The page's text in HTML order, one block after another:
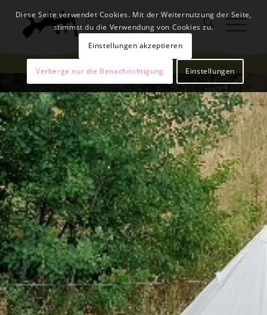
Diese Seite verwendet Cookies. Mit der Weiternutzung der Seite,
stimmst du die Verwendung von Cookies zu.
Einstellungen akzeptieren
Verberge nur die Benachrichtigung Einstellungen